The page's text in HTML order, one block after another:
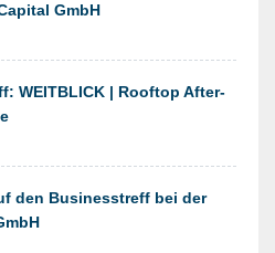
GmbH
WEITBLICK | Rooftop After-
den Businesstreff bei der